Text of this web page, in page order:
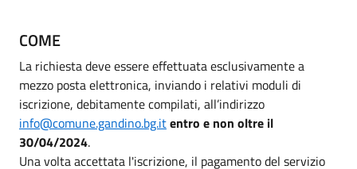
COME
La richiesta deve essere effettuata esclusivamente a
mezzo posta elettronica, inviando i relativi moduli di
iscrizione, debitamente compilati, all’indirizzo
info@comune.gandino.bg.itentro e non oltre il
30/04/2024.
Una volta accettata l'iscrizione, il pagamento del servizio